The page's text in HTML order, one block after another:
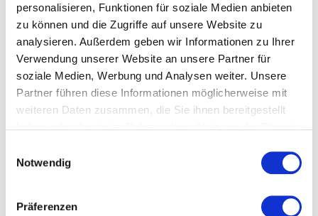
personalisieren, Funktionen für soziale Medien anbieten
zu können und die Zugriffe auf unsere Website zu
analysieren. Außerdem geben wir Informationen zu Ihrer
Verwendung unserer Website an unsere Partner für
soziale Medien, Werbung und Analysen weiter. Unsere
Partner führen diese Informationen möglicherweise mit
weiteren Daten zusammen, die Sie ihnen bereitgestellt
Notwendig
Präferenzen
vermittelt, bleibt besser im Gedächtnis und schafft
stärkere Verbindungen zu Mitarbeitenden, Kunden
und Partnern. Ob bei Firmenevents, Kongressen,
Markenauftritten oder internen Veranstaltungen –
Entertainment kann komplexe Themen zugänglicher
machen, Motivation steigern und die Wirkung einer
Veranstaltung deutlich erhöhen.
Welche Themen behandeln